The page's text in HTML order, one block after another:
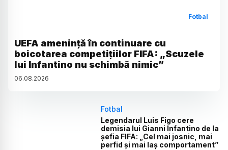
Fotbal
UEFA amenință în continuare cu
boicotarea competițiilor FIFA: „Scuzele
lui Infantino nu schimbă nimic”
06.08.2026
Fotbal
Legendarul Luis Figo cere
demisia lui Gianni Infantino de la
șefia FIFA: „Cel mai josnic, mai
perfid și mai laș comportament”